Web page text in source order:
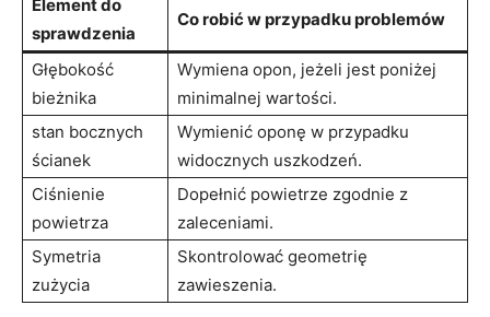
Element do
sprawdzenia
Co robić w przypadku problemów
Głębokość
bieżnika
Wymiena opon, jeżeli jest poniżej
minimalnej wartości.
stan bocznych
ścianek
Wymienić oponę w przypadku
widocznych uszkodzeń.
Ciśnienie
powietrza
Dopełnić powietrze zgodnie z
zaleceniami.
Symetria
zużycia
Skontrolować geometrię
zawieszenia.